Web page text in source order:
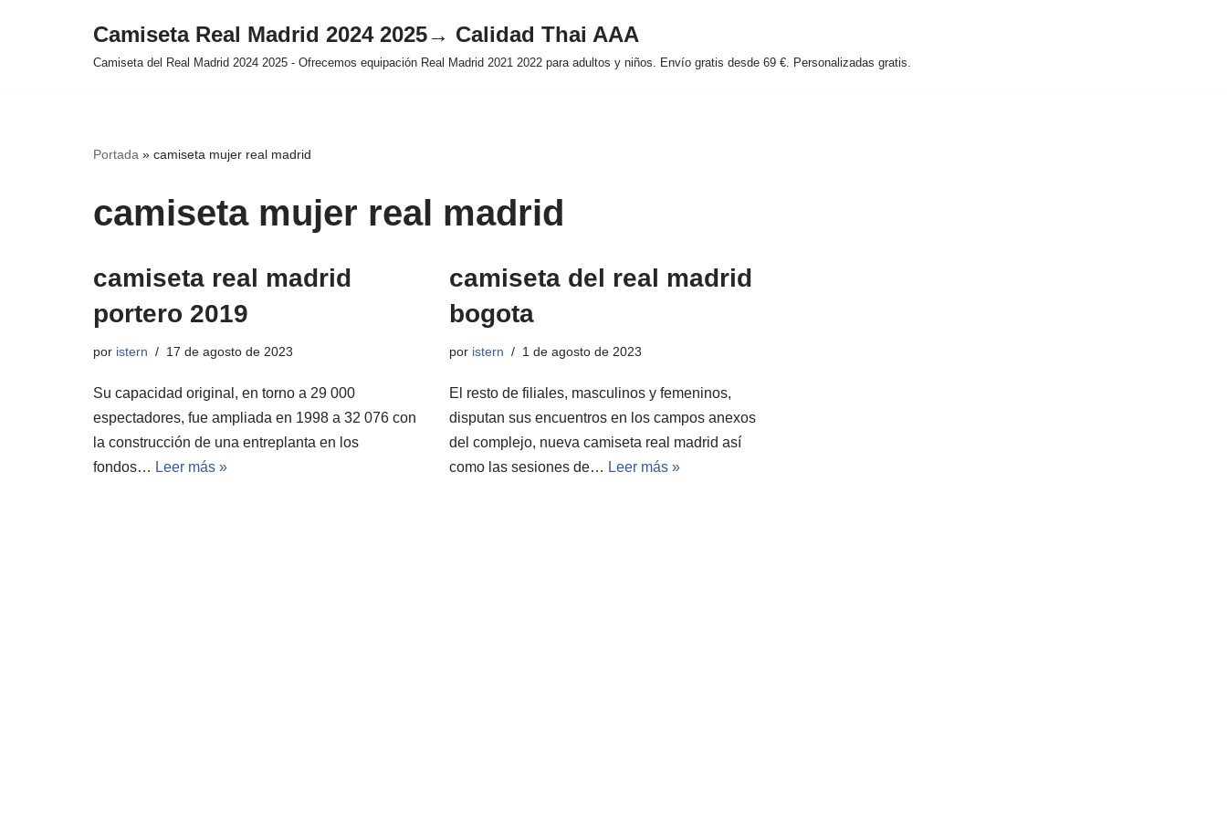
Camiseta Real Madrid 2024 2025→ Calidad Thai AAA
Camiseta del Real Madrid 2024 2025 - Ofrecemos equipación Real Madrid 2021 2022 para adultos y niños. Envío gratis desde 69 €. Personalizadas gratis.
Portada » camiseta mujer real madrid
camiseta mujer real madrid
camiseta real madrid
portero 2019
por istern 17 de agosto de 2023
Su capacidad original, en torno a 29 000
espectadores, fue ampliada en 1998 a 32 076 con
la construcción de una entreplanta en los
fondos… Leer más »
camiseta del real madrid
bogota
por istern 1 de agosto de 2023
El resto de filiales, masculinos y femeninos,
disputan sus encuentros en los campos anexos
del complejo, nueva camiseta real madrid así
como las sesiones de… Leer más »